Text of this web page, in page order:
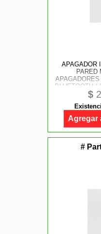
APAGADOR
PARED
BLUETOOTH /
ANDROID E
ALEXA Y
$
Agregar
#